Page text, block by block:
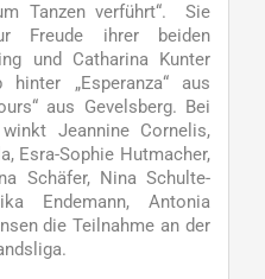
Tanzen verführt“. Sie
Freude ihrer beiden
und Catharina Kunter
„Esperanza“ aus
aus Gevelsberg. Bei
Jeannine Cornelis,
Esra-Sophie Hutmacher,
Schäfer, Nina Schulte-
Endemann, Antonia
die Teilnahme an der